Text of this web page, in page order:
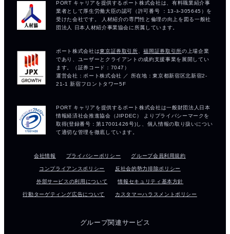
会社情報 プライバシーポリシー グループ会員利用規約
コンプライアンスポリシー 反社会的勢力排除ポリシー
外部サービスの利用について 情報セキュリティ基本方針
行動ターゲティング広告について カスタマーハラスメントポリシー